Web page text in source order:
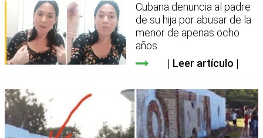
Cubana denuncia al padre
de su hija por abusar de la
menor de apenas ocho
años
Leer artículo